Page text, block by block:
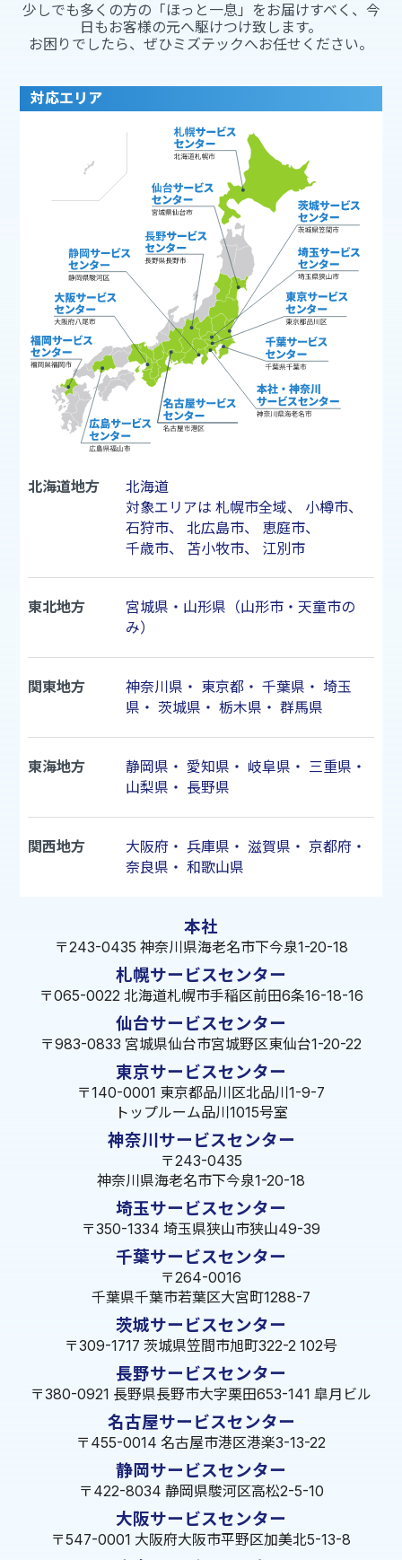
少しでも多くの方の「ほっと一息」をお届けすべく、今
日もお客様の元へ駆けつけ致します。
お困りでしたら、ぜひミズテックへお任せください。
対応エリア
北海道地方
北海道
対象エリアは 札幌市全域、 小樽市、
石狩市、 北広島市、 恵庭市、
千歳市、 苫小牧市、 江別市
東北地方
宮城県・山形県（山形市・天童市の
み）
関東地方 神奈川県 ・ 東京都・ 千葉県 ・ 埼玉
県 ・ 茨城県 ・ 栃木県 ・ 群馬県
東海地方 静岡県 ・ 愛知県 ・ 岐阜県 ・ 三重県 ・
山梨県 ・ 長野県
関西地方 大阪府 ・ 兵庫県 ・ 滋賀県 ・ 京都府 ・
奈良県 ・ 和歌山県
本社
〒243-0435 神奈川県海老名市下今泉1-20-18
札幌サービスセンター
〒065-0022 北海道札幌市手稲区前田6条16-18-16
仙台サービスセンター
〒983-0833 宮城県仙台市宮城野区東仙台1-20-22
東京サービスセンター
〒140-0001 東京都品川区北品川1-9-7
トップルーム品川1015号室
神奈川サービスセンター
〒243-0435
神奈川県海老名市下今泉1-20-18
埼玉サービスセンター
〒350-1334 埼玉県狭山市狭山49-39
千葉サービスセンター
〒264-0016
千葉県千葉市若葉区大宮町1288-7
茨城サービスセンター
〒309-1717 茨城県笠間市旭町322-2 102号
長野サービスセンター
〒380-0921 長野県長野市大字栗田653-141 皐月ビル
名古屋サービスセンター
〒455-0014 名古屋市港区港楽3-13-22
静岡サービスセンター
〒422-8034 静岡県駿河区高松2-5-10
大阪サービスセンター
〒547-0001 大阪府大阪市平野区加美北5-13-8